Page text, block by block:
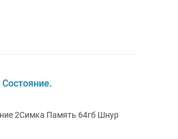
2Симка Память 64гб Шнур